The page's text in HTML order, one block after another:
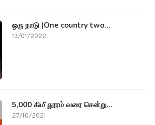
ஒரு நாடு (One country two...
13/01/2022
5,000 கிமீ தூரம் வரை சென்று...
27/10/2021